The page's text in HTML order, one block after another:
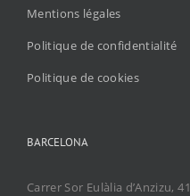
Mentions légales
Politique de confidentialité
Politique de cookies
BARCELONA
Carrer Sor Eulàlia d’Anzizu, 41